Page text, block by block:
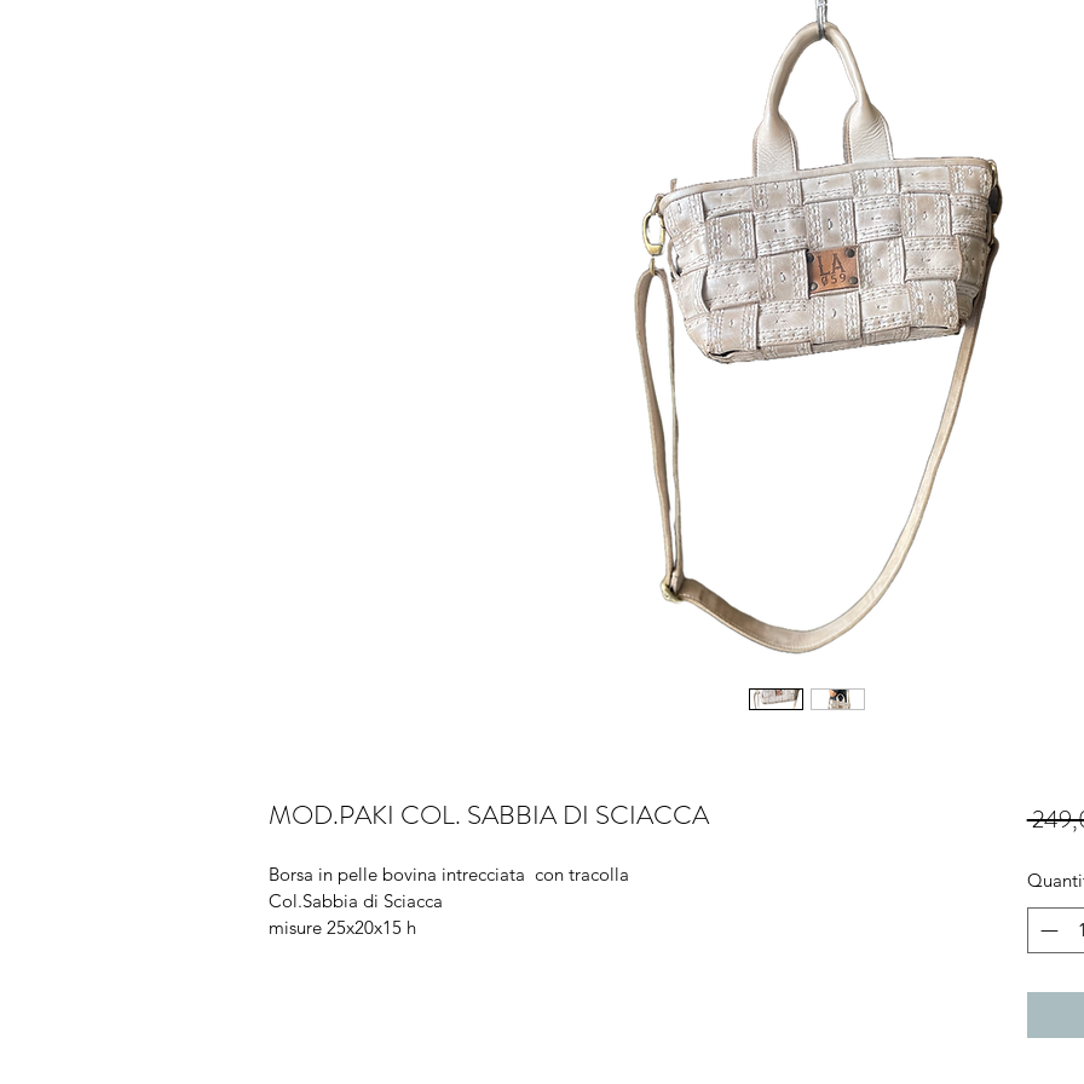
MOD.PAKI COL. SABBIA DI SCIACCA
Borsa in pelle bovina intrecciata  con tracolla
Col.Sabbia di Sciacca
misure 25x20x15 h